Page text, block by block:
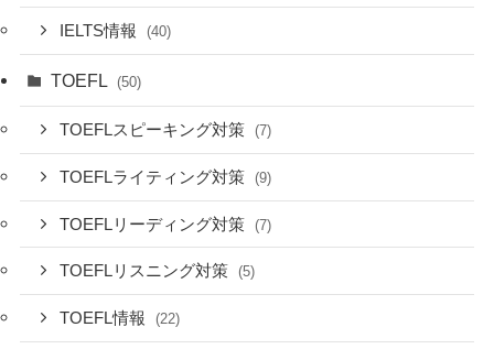
IELTS情報 (40)
TOEFL (50)
TOEFLスピーキング対策 (7)
TOEFLライティング対策 (9)
TOEFLリーディング対策 (7)
TOEFLリスニング対策 (5)
TOEFL情報 (22)